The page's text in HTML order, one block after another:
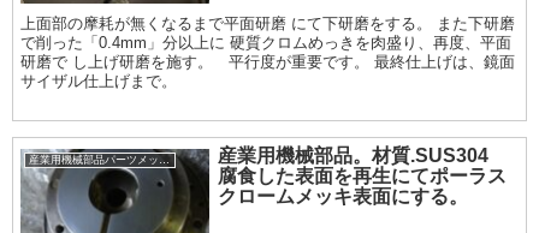
上面部の摩耗が無くなるまで平面研磨 にて下研磨をする。 また下研磨
で削った「0.4mm」分以上に 硬質クロムめっきを肉盛り、再度、平面
研磨で し上げ研磨を施す。 平行度が重要です。 最終仕上げは、鏡面
サイザル仕上げまで。
産業用機械部品パーツメッキ加工履歴
産業用機械部品。材質.SUS304
腐食した表面を再生にてポーラス
クロームメッキ表面にする。